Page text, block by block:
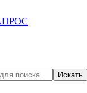
Искать